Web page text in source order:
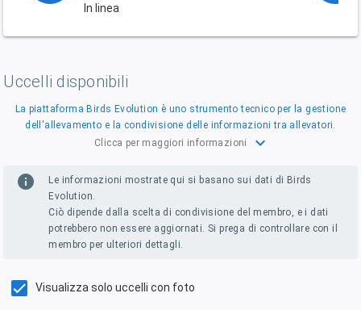
In linea
Uccelli disponibili
La piattaforma Birds Evolution è uno strumento tecnico per la gestione
dell'allevamento e la condivisione delle informazioni tra allevatori.
Clicca per maggiori informazioni
expand_more
info
Le informazioni mostrate qui si basano sui dati di Birds
Evolution.
Ciò dipende dalla scelta di condivisione del membro, e i dati
potrebbero non essere aggiornati. Si prega di controllare con il
membro per ulteriori dettagli.
Visualizza solo uccelli con foto